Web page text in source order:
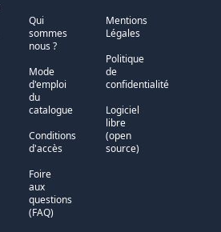
Qui
sommes
nous ?
Mode
d'emploi
du
catalogue
Conditions
d'accès
Foire
aux
questions
(FAQ)
Mentions
Légales
Politique
de
confidentialité
Logiciel
libre
(open
source)